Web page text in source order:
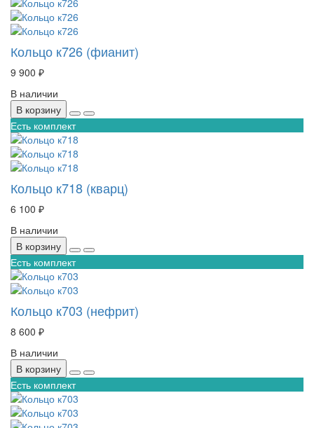
Кольцо к726 (фианит)
9 900 ₽
В наличии
В корзину
Есть комплект
Кольцо к718 (кварц)
6 100 ₽
В наличии
В корзину
Есть комплект
Кольцо к703 (нефрит)
8 600 ₽
В наличии
В корзину
Есть комплект